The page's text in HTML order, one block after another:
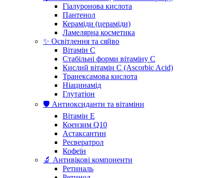
Гіалуронова кислота
Пантенол
Кераміди (цераміди)
Ламелярна косметика
✨ Освітлення та сяйво
Вітамін С
Стабільні форми вітаміну С
Кислий вітамін С (Ascorbic Acid)
Транексамова кислота
Ніацинамід
Глутатіон
🛡️ Антиоксиданти та вітаміни
Вітамін Е
Коензим Q10
Астаксантин
Ресвератрол
Кофеїн
🔬 Антивікові компоненти
Ретиналь